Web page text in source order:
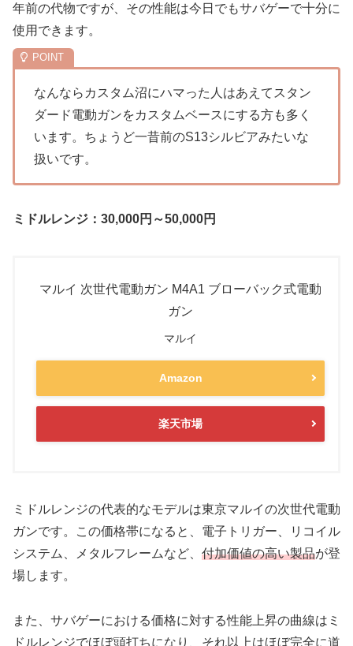
年前の代物ですが、その性能は今日でもサバゲーで十分に
使用できます。
なんならカスタム沼にハマった人はあえてスタン
ダード電動ガンをカスタムベースにする方も多く
います。ちょうど一昔前のS13シルビアみたいな
扱いです。
ミドルレンジ：30,000円～50,000円
マルイ 次世代電動ガン M4A1 ブローバック式電動
ガン
マルイ
Amazon
楽天市場
ミドルレンジの代表的なモデルは東京マルイの次世代電動
ガンです。この価格帯になると、電子トリガー、リコイル
システム、メタルフレームなど、 付加価値の高い製品が登
場します。
また、サバゲーにおける価格に対する性能上昇の曲線はミ
ドルレンジでほぼ頭打ちになり、それ以上はほぼ完全に道